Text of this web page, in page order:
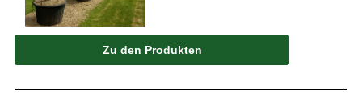
Zu den Produkten